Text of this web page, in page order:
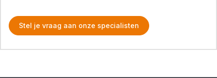
Stel je vraag aan onze specialisten